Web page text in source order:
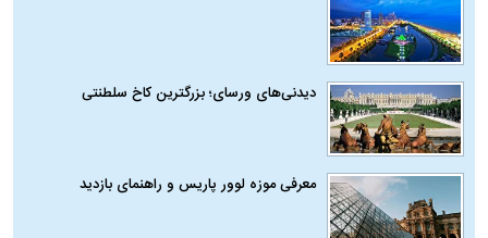
دیدنی‌های ورسای؛ بزرگترین کاخ سلطنتی
معرفی موزه لوور پاریس و راهنمای بازدید